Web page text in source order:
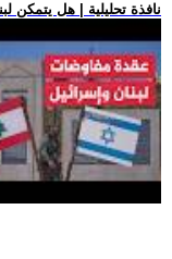
.. نافذة تحليلية | هل